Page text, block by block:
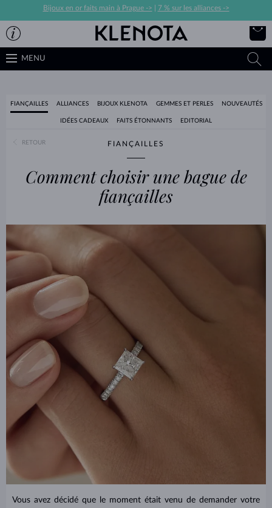
Bijoux en or faits main à Prague -> 7 % sur les alliances ->
MENU
FIANÇAILLES ALLIANCES BIJOUX KLENOTA GEMMES ET PERLES NOUVEAUTÉS
IDÉES CADEAUX FAITS ÉTONNANTS EDITORIAL
RETOUR FIANÇAILLES
Comment choisir une bague de
fiançailles
Vous avez décidé que le moment était venu de demander votre